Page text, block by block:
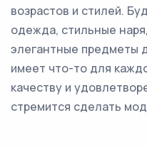
возрастов и стилей.
одежда, стильные
элегантные предметы
имеет что-то для
качеству и
стремится сделать